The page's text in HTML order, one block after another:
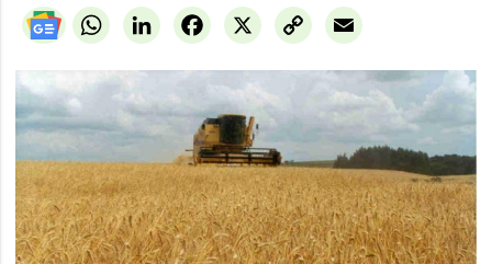
WhatsAppLinkedIn X
Facebook
Copy
Link
Email